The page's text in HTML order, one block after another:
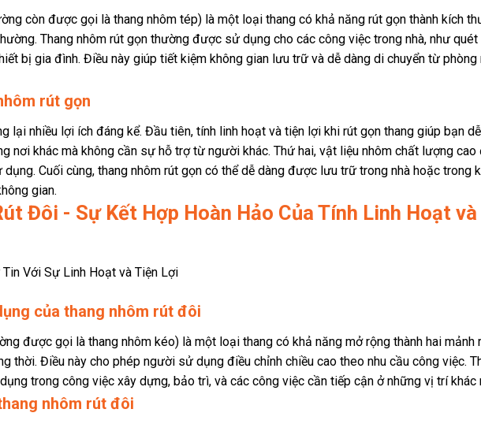
còn được gọi là thang nhôm tép) là một loại thang có khả năng rút gọn thành kích
Thang nhôm rút gọn thường được sử dụng cho các công việc trong nhà, như quét
bị gia đình. Điều này giúp tiết kiệm không gian lưu trữ và dễ dàng di chuyển từ phòng
rút gọn
lại nhiều lợi ích đáng kể. Đầu tiên, tính linh hoạt và tiện lợi khi rút gọn thang giúp bạn
nơi khác mà không cần sự hỗ trợ từ người khác. Thứ hai, vật liệu nhôm chất lượng
Cuối cùng, thang nhôm rút gọn có thể dễ dàng được lưu trữ trong nhà hoặc trong
gian.
Đôi - Sự Kết Hợp Hoàn Hảo Của Tính Linh Hoạt và
của thang nhôm rút đôi
được gọi là thang nhôm kéo) là một loại thang có khả năng mở rộng thành hai mảnh
thời. Điều này cho phép người sử dụng điều chỉnh chiều cao theo nhu cầu công việc.
trong công việc xây dựng, bảo trì, và các công việc cần tiếp cận ở những vị trí khác
nhôm rút đôi